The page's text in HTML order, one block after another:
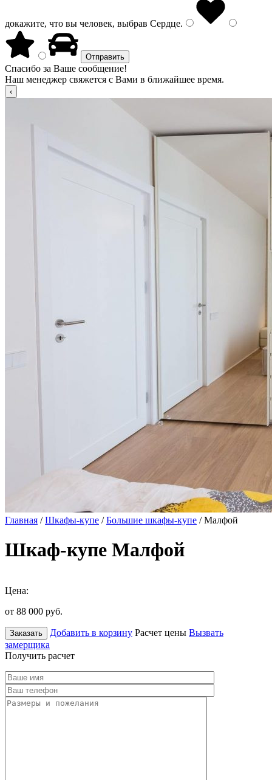
докажите, что вы человек, выбрав Сердце.
Спасибо за Ваше сообщение!
Наш менеджер свяжется с Вами в ближайшее время.
Главная /Шкафы-купе /Большие шкафы-купе / Малфой
Шкаф-купе Малфой
Цена:
от 88 000 руб.
Заказать Добавить в корзину Расчет цены Вызвать
замерщика
Получить расчет